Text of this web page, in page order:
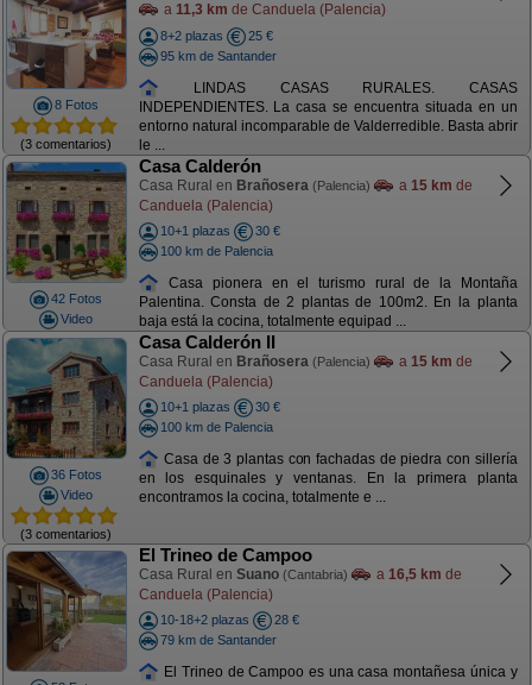
8 Fotos
(3 comentarios)
a 11,3 km de Canduela (Palencia)
8+2 plazas
25 €
95 km de Santander
LINDAS CASAS RURALES. CASAS
INDEPENDIENTES. La casa se encuentra situada en un
entorno natural incomparable de Valderredible. Basta abrir
le ...
42 Fotos
Video
Casa Calderón
Casa Rural en Brañosera (Palencia) a 15 km de
Canduela (Palencia)
10+1 plazas
30 €
100 km de Palencia
Casa pionera en el turismo rural de la Montaña
Palentina. Consta de 2 plantas de 100m2. En la planta
baja está la cocina, totalmente equipad ...
36 Fotos
Video
(3 comentarios)
Casa Calderón II
Casa Rural en Brañosera (Palencia) a 15 km de
Canduela (Palencia)
10+1 plazas
30 €
100 km de Palencia
Casa de 3 plantas con fachadas de piedra con sillería
en los esquinales y ventanas. En la primera planta
encontramos la cocina, totalmente e ...
El Trineo de Campoo
Casa Rural en Suano (Cantabria) a 16,5 km de
Canduela (Palencia)
10-18+2 plazas
28 €
79 km de Santander
El Trineo de Campoo es una casa montañesa única y